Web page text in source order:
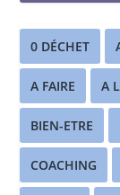
0 DÉCHET
A FAIRE A
BIEN-ETRE
COACHING